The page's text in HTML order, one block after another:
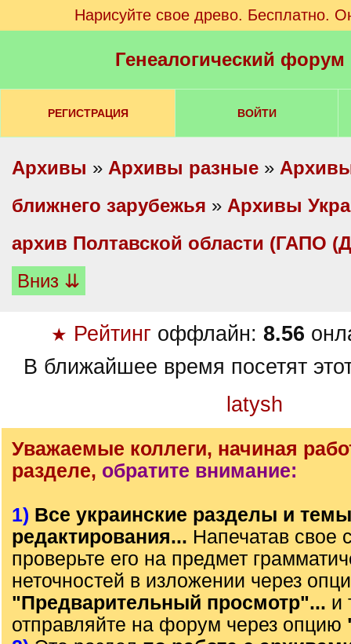
Нарисуйте свое древо. Бесплатно.
Генеалогический
РЕГИСТРАЦИЯ ВОЙТИ
Архивы » Архивы разные »
ближнего зарубежья » Архивы
архив Полтавской области (ГАПО
Вниз ⇊
★ Рейтинг оффлайн: 8.56
В ближайшее время посетят
latysh
Уважаемые коллеги, начиная
разделе, обратите внимание:
1) Все украинские разделы и
редактирования... Напечатав свое
проверьте его на предмет
неточностей в изложении через
"Предварительный просмотр"... и
отправляйте на форум через опцию